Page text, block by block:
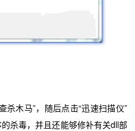
木马”，随后点击“迅速扫描仪”
杀毒，并且还能够修补有关dll部